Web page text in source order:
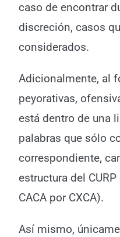
caso de encontrar
discreción, casos
considerados.
Adicionalmente, al
peyorativas,
está dentro de una
palabras que sólo
correspondiente,
estructura del
CACA por CXCA).
Así mismo,